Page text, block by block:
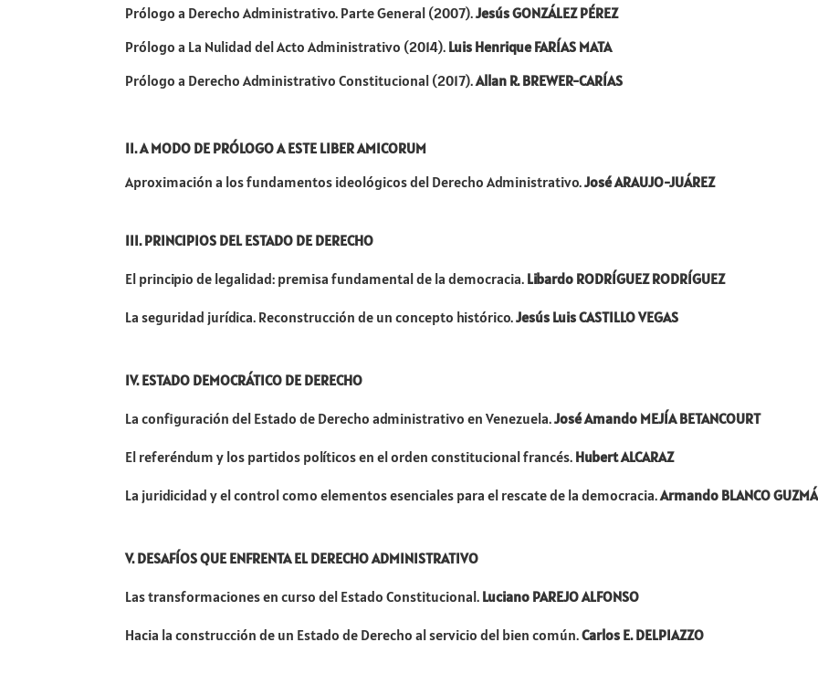
Prólogo a Derecho Administrativo. Parte General (2007).Jesús GONZÁLEZ PÉREZ
Prólogo a La Nulidad del Acto Administrativo (2014). Luis Henrique FARÍAS MATA
Prólogo a Derecho Administrativo Constitucional (2017).Allan R. BREWER-CARÍAS
II. A MODO DE PRÓLOGO A ESTE LIBER AMICORUM
Aproximación a los fundamentos ideológicos del Derecho Administrativo.José ARAUJO-JUÁREZ
III. PRINCIPIOS DEL ESTADO DE DERECHO
El principio de legalidad: premisa fundamental de la democracia. Libardo RODRÍGUEZ RODRÍGUEZ
La seguridad jurídica. Reconstrucción de un concepto histórico.Jesús Luis CASTILLO VEGAS
IV. ESTADO DEMOCRÁTICO DE DERECHO
La configuración del Estado de Derecho administrativo en Venezuela.José Amando MEJÍA BETANCOURT
El referéndum y los partidos políticos en el orden constitucional francés. Hubert ALCARAZ
La juridicidad y el control como elementos esenciales para el rescate de la democracia.Armando BLANCO
V. DESAFÍOS QUE ENFRENTA EL DERECHO ADMINISTRATIVO
Las transformaciones en curso del Estado Constitucional. Luciano PAREJO ALFONSO
Hacia la construcción de un Estado de Derecho al servicio del bien común.Carlos E. DELPIAZZO